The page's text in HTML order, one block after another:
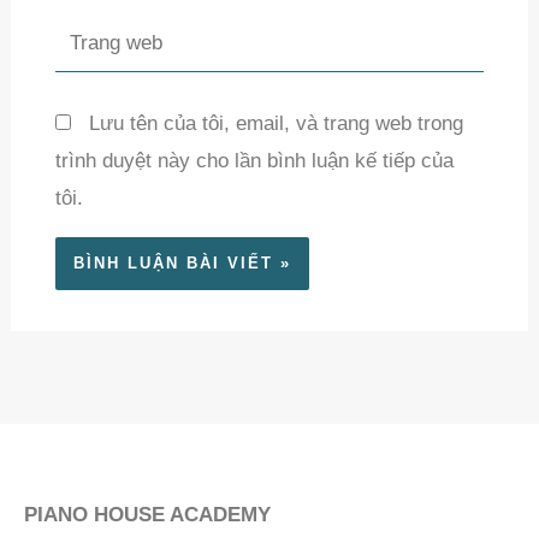
Trang
web
Lưu tên của tôi, email, và trang web trong
trình duyệt này cho lần bình luận kế tiếp của
tôi.
PIANO HOUSE ACADEMY